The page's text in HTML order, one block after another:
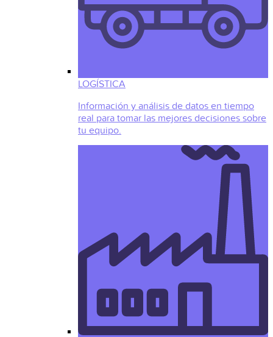
LOGÍSTICA
Información y análisis de datos en tiempo
real para tomar las mejores decisiones sobre
tu equipo.